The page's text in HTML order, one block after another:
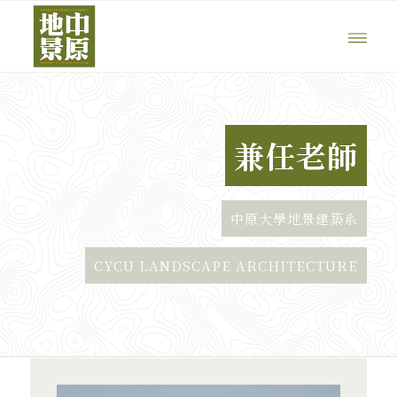
兼任老師
中原大學地景建築系
CYCU LANDSCAPE ARCHITECTURE